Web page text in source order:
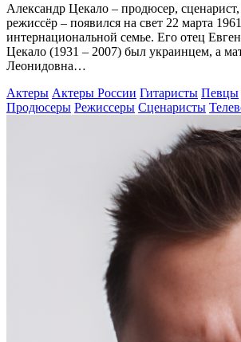
Александр Цекало – продюсер, сценарист,
режиссёр – появился на свет 22 марта
интернациональной семье. Его отец
Цекало (1931 – 2007) был украинцем, а
Леонидовна…
Актеры Актеры России Гитаристы Певцы
Продюсеры Режиссеры Сценаристы